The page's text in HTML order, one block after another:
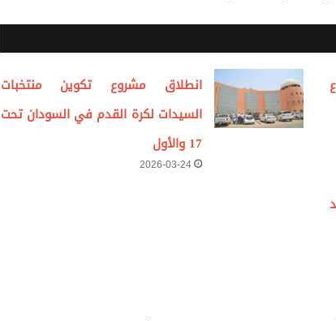
انطلاق مشروع تكوين منتخبات
السيدات لكرة القدم في السودان تحت
17 والأول
2026-03-24